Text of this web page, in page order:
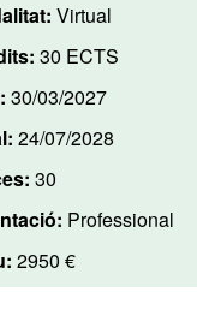
Virtual
30 ECTS
30/03/2027
24/07/2028
30
Professional
2950 €